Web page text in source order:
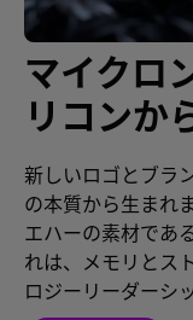
マイクロ
リコンか
新しいロゴとブラ
の本質から生まれ
エハーの素材であ
れは、メモリとス
ロジーリーダーシ